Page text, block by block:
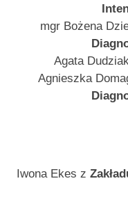
mgr Bożena
Agata
Agnieszka
Iwona Ekes z